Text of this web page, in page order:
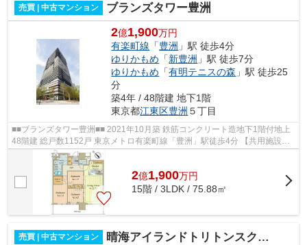
売買 | 中古マンション ブランズタワー豊洲
2億1,900万円
有楽町線 「豊洲 」駅 徒歩4分
ゆりかもめ 「新豊洲 」駅 徒歩7分
ゆりかもめ 「有明テニスの森 」駅 徒歩25
分
築4年 / 48階建 地下1階
東京都江東区豊洲 ５丁目
■■ブランズタワー豊洲■■ 2021年10月築 鉄筋コンクリート造地下1階付地上
48階建 総戸数1152戸 東京メトロ有楽町線「豊洲」駅徒歩4分 【共用施設】
・ウエルカムホール ・ウエルカム...
2億1,900万円
15階 / 3LDK / 75.88㎡
売買 | 中古マンション 晴海アイランドトリトンスクエアビュータワー